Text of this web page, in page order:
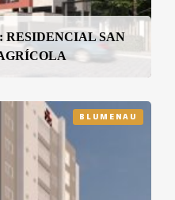
SAN
BLUMENAU